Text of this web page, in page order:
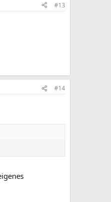
#13
#14